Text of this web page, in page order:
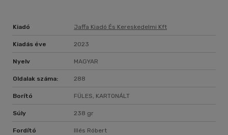
Kiadó Jaffa Kiadó És Kereskedelmi Kft
Kiadás éve 2023
Nyelv MAGYAR
Oldalak száma: 288
Borító FÜLES, KARTONÁLT
Súly 238 gr
Fordító Illés Róbert